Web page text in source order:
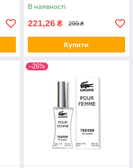
В наявності
221,26 ₴ 299 ₴
Купити
–26%